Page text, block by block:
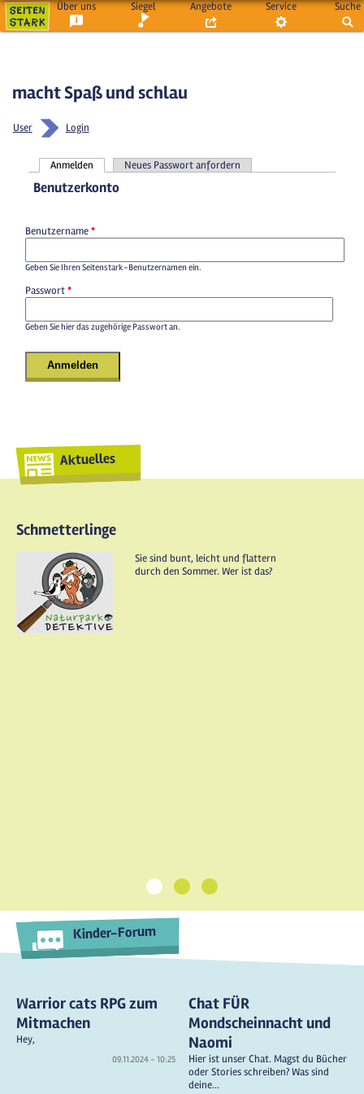
Über uns Siegel Angebote Service Suche
macht Spaß und schlau
User Login
Haupt-Reiter
Anmelden Neues Passwort anfordern
Benutzerkonto
Benutzername*
Geben Sie Ihren Seitenstark-Benutzernamen ein.
Passwort*
Geben Sie hier das zugehörige Passwort an.
Aktuelles
Schmetterlinge
Sie sind bunt, leicht und flattern
durch den Sommer. Wer ist das?
1 2 3
Kinder-Forum
Warrior cats RPG zum
Mitmachen
Hey,
09.11.2024 - 10:25
Chat FÜR
Mondscheinnacht und
Naomi
Hier ist unser Chat. Magst du Bücher
oder Stories schreiben? Was sind
deine...